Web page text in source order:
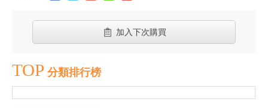
加入下次購買
TOP 分類排行榜